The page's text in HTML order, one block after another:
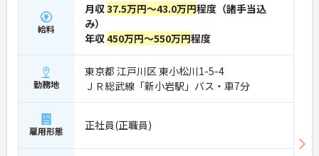
給料
月収37.5万円～43.0万円程度（諸手当込
み）
年収450万円～550万円程度
勤務地
東京都 江戸川区 東小松川1-5-4
ＪＲ総武線「新小岩駅」バス・車7分
雇用形態 正社員(正職員)